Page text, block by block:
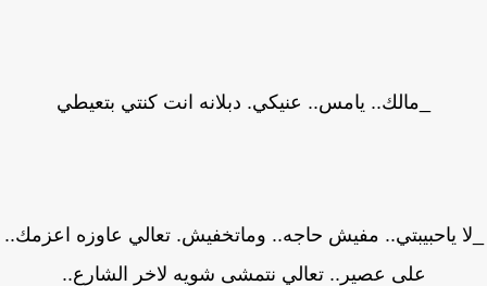
_مالك.. يامس.. عنيكي. دبلانه انت كنتي بتعيطي
ياحبيبتي.. مفيش حاجه.. وماتخفيش. تعالي عاوزه اعزمك..
على عصير.. تعالي نتمشى شويه لاخر الشارع..